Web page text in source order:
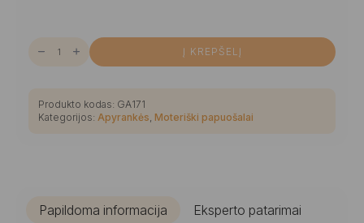
kiekis:
Minimalistinė
apyrankė
ant
juodos
Į KREPŠELĮ
Produkto kodas: GA171
Kategorijos: Apyrankės Moteriški papuošalai
Papildoma informacija Eksperto patarimai